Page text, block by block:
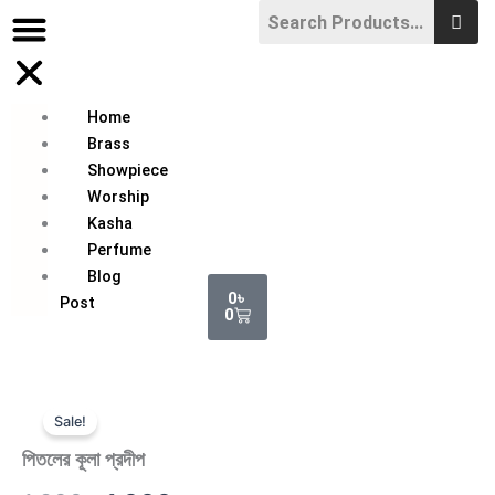
to
content
Home
Brass
Showpiece
Worship
Kasha
Perfume
Blog
Post
0৳
0
Cart
Sale!
পিতলের কূলা প্রদীপ